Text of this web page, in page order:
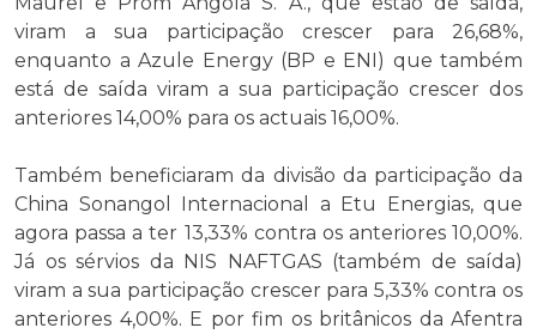
viram a sua participação crescer para 26,68%,
enquanto a Azule Energy (BP e ENI) que também
está de saída viram a sua participação crescer dos
anteriores 14,00% para os actuais 16,00%.
Também beneficiaram da divisão da participação da
China Sonangol Internacional a Etu Energias, que
agora passa a ter 13,33% contra os anteriores 10,00%.
Já os sérvios da NIS NAFTGAS (também de saída)
viram a sua participação crescer para 5,33% contra os
anteriores 4,00%. E por fim os britânicos da Afentra